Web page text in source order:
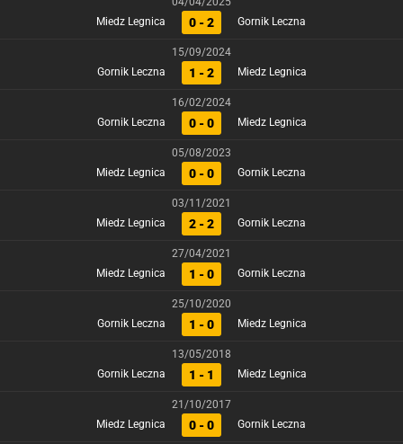
Miedz Legnica
0 - 2 Gornik Leczna
15/09/2024
Gornik Leczna
1 - 2 Miedz Legnica
16/02/2024
Gornik Leczna
0 - 0 Miedz Legnica
05/08/2023
Miedz Legnica
0 - 0 Gornik Leczna
03/11/2021
Miedz Legnica
2 - 2 Gornik Leczna
27/04/2021
Miedz Legnica
1 - 0 Gornik Leczna
25/10/2020
Gornik Leczna
1 - 0 Miedz Legnica
13/05/2018
Gornik Leczna
1 - 1 Miedz Legnica
21/10/2017
Miedz Legnica
0 - 0 Gornik Leczna